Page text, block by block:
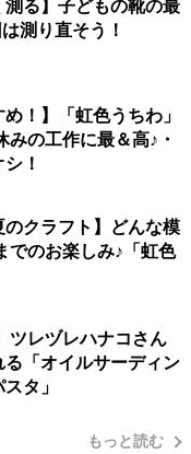
測る】子どもの靴の最
測り直そう！
！】「虹色うちわ」
の工作に最＆高♪・
！
のクラフト】どんな模
でのお楽しみ♪「虹色
ツレヅレハナコさん
「オイルサーディン
タ」
もっと読む